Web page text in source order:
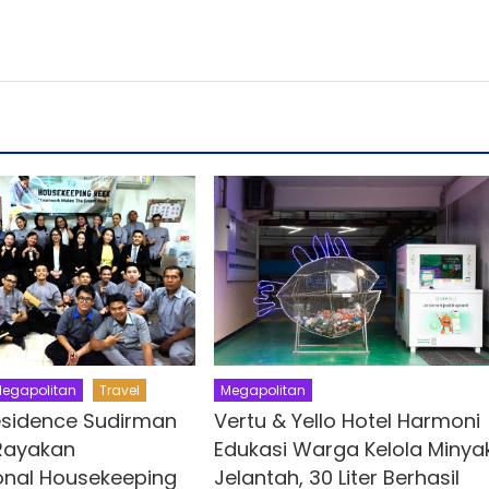
Travel
Sudirman
Housekeeping
Megapolitan
Vertu & Yello Hotel Harmoni
Edukasi Warga Kelola
Jelantah, 30 Liter Berhasil